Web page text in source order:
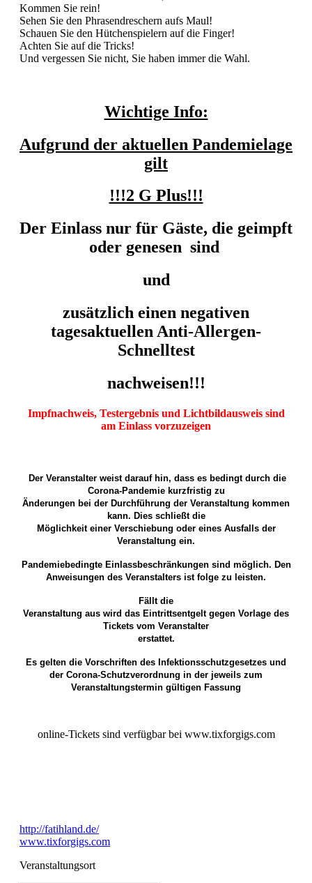
Kommen Sie rein!
Sehen Sie den Phrasendreschern aufs Maul!
Schauen Sie den Hütchenspielern auf die Finger!
Achten Sie auf die Tricks!
Und vergessen Sie nicht, Sie haben immer die Wahl.
Wichtige Info:
Aufgrund der aktuellen Pandemielage
gilt
!!!2 G Plus!!!
Der Einlass nur für Gäste, die geimpft
oder genesen sind
und
zusätzlich einen negativen
tagesaktuellen Anti-Allergen-
Schnelltest
nachweisen!!!
Impfnachweis, Testergebnis und Lichtbildausweis sind
am Einlass vorzuzeigen
Der Veranstalter weist darauf hin, dass es bedingt durch die
Corona-Pandemie kurzfristig zu
Änderungen bei der Durchführung der Veranstaltung kommen
kann. Dies schließt die
Möglichkeit einer Verschiebung oder eines Ausfalls der
Veranstaltung ein.
Pandemiebedingte Einlassbeschränkungen sind möglich. Den
Anweisungen des Veranstalters ist folge zu leisten.
Fällt die
Veranstaltung aus wird das Eintrittsentgelt gegen Vorlage des
Tickets vom Veranstalter
erstattet.
Es gelten die Vorschriften des Infektionsschutzgesetzes und
der Corona-Schutzverordnung in der jeweils zum
Veranstaltungstermin gültigen Fassung
online-Tickets sind verfügbar bei www.tixforgigs.com
http://fatihland.de/
www.tixforgigs.com
Veranstaltungsort